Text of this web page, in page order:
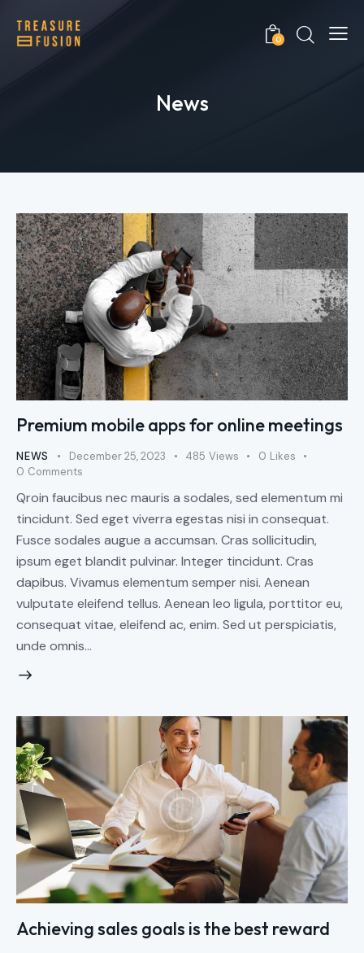
0
News
Premium mobile apps for online meetings
NEWS December 25, 2023 485 Views 0 Likes
0 Comments
Qroin faucibus nec mauris a sodales, sed elementum mi
tincidunt. Sed eget viverra egestas nisi in consequat.
Fusce sodales augue a accumsan. Cras sollicitudin,
ipsum eget blandit pulvinar. Integer tincidunt. Cras
dapibus. Vivamus elementum semper nisi. Aenean
vulputate eleifend tellus. Aenean leo ligula, porttitor eu,
consequat vitae, eleifend ac, enim. Sed ut perspiciatis,
unde omnis…
Achieving sales goals is the best reward